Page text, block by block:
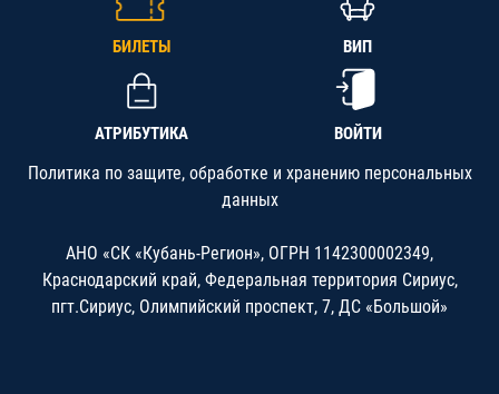
БИЛЕТЫ ВИП
АТРИБУТИКА ВОЙТИ
Политика по защите, обработке и хранению персональных
данных
АНО «СК «Кубань-Регион», ОГРН 1142300002349,
Краснодарский край, Федеральная территория Сириус,
пгт.Сириус, Олимпийский проспект, 7, ДС «Большой»